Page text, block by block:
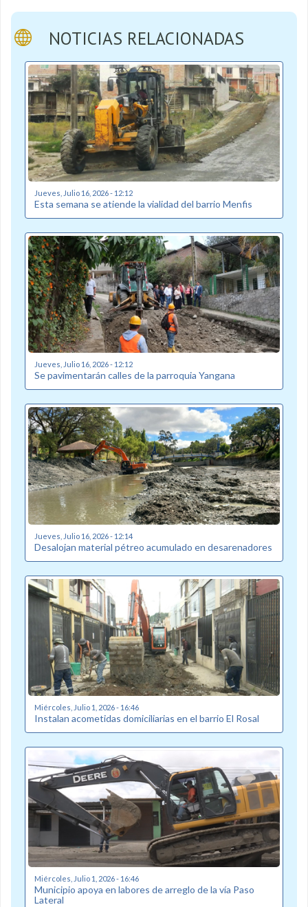
NOTICIAS RELACIONADAS
Jueves, Julio 16, 2026 - 12:12
Esta semana se atiende la vialidad del barrio Menfis
Jueves, Julio 16, 2026 - 12:12
Se pavimentarán calles de la parroquia Yangana
Jueves, Julio 16, 2026 - 12:14
Desalojan material pétreo acumulado en desarenadores
Miércoles, Julio 1, 2026 - 16:46
Instalan acometidas domiciliarias en el barrio El Rosal
Miércoles, Julio 1, 2026 - 16:46
Municipio apoya en labores de arreglo de la vía Paso
Lateral